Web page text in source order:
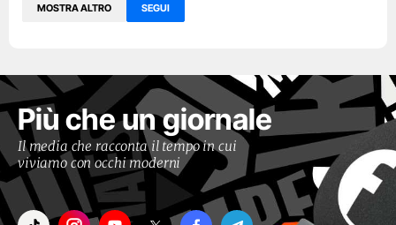
MOSTRA ALTRO SEGUI
Più che un giornale
Il media che racconta il tempo in cui
viviamo con occhi moderni